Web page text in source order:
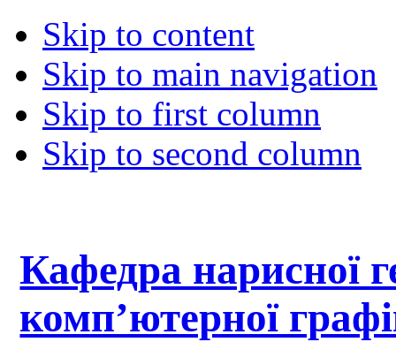
Skip to content
Skip to main navigation
Skip to first column
Skip to second column
Кафедра нарисної
комп’ютерної